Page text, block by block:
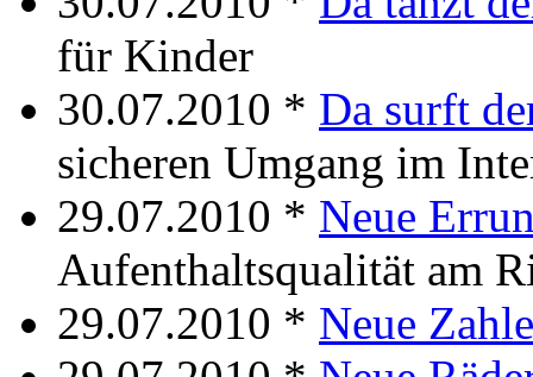
für Kinder
30.07.2010 * Da surft
sicheren Umgang im
29.07.2010 * Neue
Aufenthaltsqualität am
29.07.2010 * Neue